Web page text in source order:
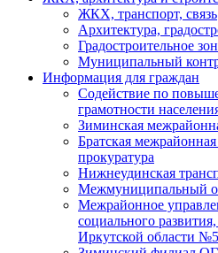
ЖКХ, транспорт, связь
Архитектура,
Градостроительное
Муниципальный
Информация для граждан
Содействие по
грамотности
Зиминская
Братская
прокуратура
Нижнеудинская
Межмуниципальный
Межрайонное
социального
Иркутской области №5